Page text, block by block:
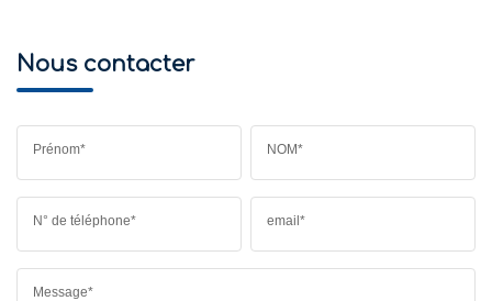
Nous contacter
Prénom* NOM*
N° de téléphone* email*
Message*